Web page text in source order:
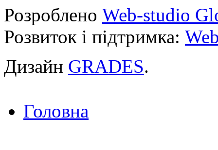
Розроблено Web-studio
Розвиток і підтримка:
Дизайн GRADES.
Головна